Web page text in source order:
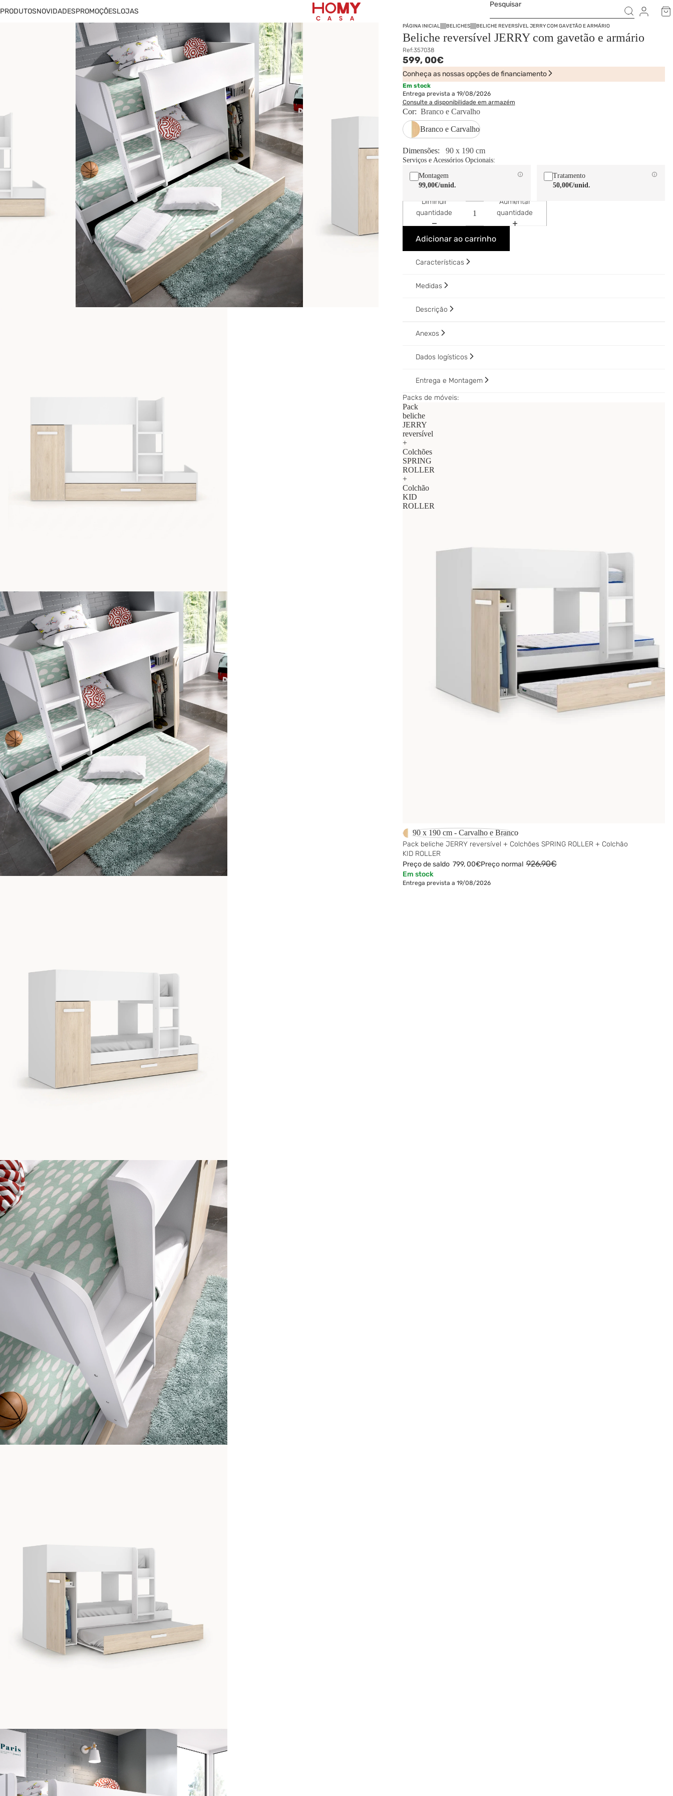
PRODUTOSNOVIDADESPROMOÇÕESLOJAS
Pesquisar
PÁGINA INICIAL BELICHES BELICHE REVERSÍVEL JERRY COM GAVETÃO E ARMÁRIO
Beliche reversível JERRY com gavetão e armário
Ref:357038
599, 00€
Conheça as nossas opções de financiamento
Em stock
Entrega prevista a 19/08/2026
Consulte a disponibilidade em armazém
Cor: Branco e Carvalho
Branco e Carvalho
Dimensões: 90 x 190 cm
Serviços e Acessórios Opcionais:
Montagem
99,00€/unid.
Tratamento
50,00€/unid.
Diminuir
quantidade
Aumentar
quantidade
Adicionar ao carrinho
Características
Medidas
Descrição
Anexos
Dados logísticos
Entrega e Montagem
Packs de móveis:
Pack
beliche
JERRY
reversível
+
Colchões
SPRING
ROLLER
+
Colchão
KID
ROLLER
-14%
90 x 190 cm - Carvalho e Branco
Pack beliche JERRY reversível + Colchões SPRING ROLLER + Colchão
KID ROLLER
Preço de saldo 799,00€Preço normal 926,90€
Em stock
Entrega prevista a 19/08/2026